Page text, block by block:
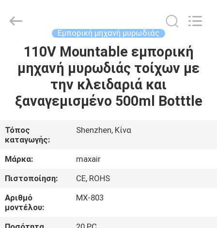
ΣΠΊΤΙ
ΠΡΟΪΌΝΤΑ
ΠΕΡΊΠΟΥ
ΕΜΕΊΣ
ΓΎΡΟΣ
ΕΡΓΟΣΤΑΣΊΩΝ
ΠΟΙΟΤΙΚΌΣ
ΈΛΕΓΧΟΣ
Εμπορική μηχανή μυρωδιάς
110V Mountable εμπορική
μηχανή μυρωδιάς τοίχων με
την κλειδαριά και
ξαναγεμισμένο 500ml Botttle
Τόπος
καταγωγής:
Shenzhen, Κίνα
Μάρκα:
maxair
Πιστοποίηση:
CE, ROHS
Αριθμό
μοντέλου:
MX-803